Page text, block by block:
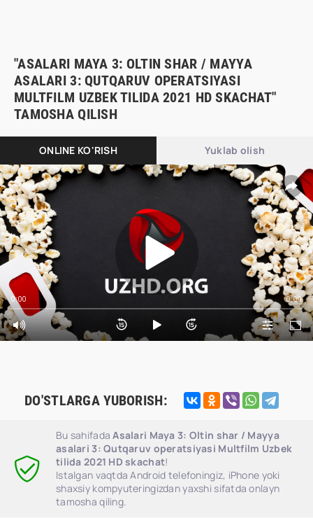
"ASALARI MAYA 3: OLTIN SHAR / MAYYA
ASALARI 3: QUTQARUV OPERATSIYASI
MULTFILM UZBEK TILIDA 2021 HD SKACHAT"
TAMOSHA QILISH
ONLINE KO'RISH Yuklab olish
0:00 0:00
DO'STLARGA YUBORISH:
Bu sahifadaAsalari Maya 3: Oltin shar / Mayya
asalari 3: Qutqaruv operatsiyasi Multfilm Uzbek
tilida 2021 HD skachat!
Istalgan vaqtda Android telefoningiz, iPhone yoki
shaxsiy kompyuteringizdan yaxshi sifatda onlayn
tamosha qiling.